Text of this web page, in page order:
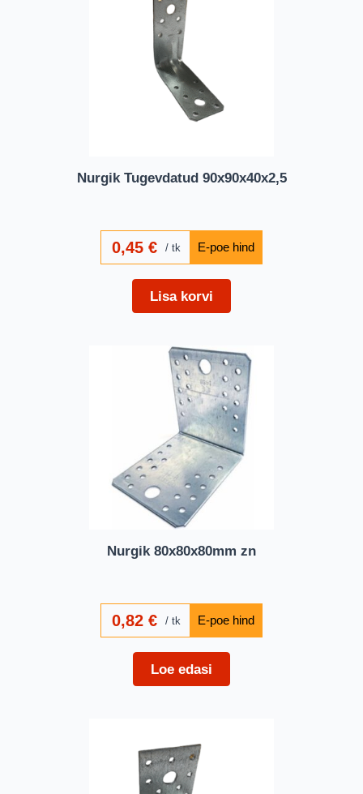
Nurgik Tugevdatud 90x90x40x2,5
0,45€ tk
Lisa korvi
Nurgik 80x80x80mm zn
0,82€ tk
Loe edasi